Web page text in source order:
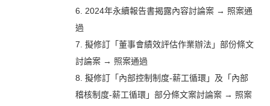
6. 2024年永續報告書揭露內容討論案 → 照案通
過
7. 擬修訂「董事會績效評估作業辦法」部份條文
討論案 → 照案通過
8. 擬修訂「內部控制制度-薪工循環」及「內部
稽核制度-薪工循環」部分條文案討論案 → 照案